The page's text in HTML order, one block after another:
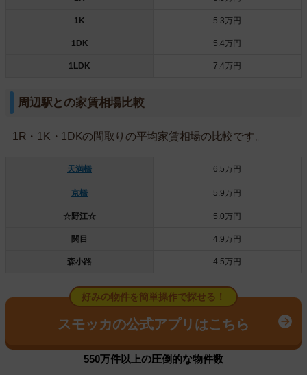
1K 5.3万円
1DK 5.4万円
1LDK 7.4万円
周辺駅との家賃相場比較
1R・1K・1DKの間取りの平均家賃相場の比較です。
天満橋 6.5万円
京橋 5.9万円
☆野江☆ 5.0万円
関目 4.9万円
森小路 4.5万円
好みの物件を簡単操作で探せる！
スモッカの公式アプリはこちら
550万件以上の圧倒的な物件数